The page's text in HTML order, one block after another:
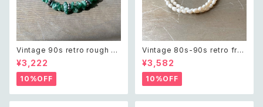
Vintage 90s retro rough cu
t green aventurine bracele
t レトロ ヴィンテージ アクセサ
リー 天然石 ラフカット グリーン
アベンチュリン ブレスレット
¥3,222
10%OFF
Vintage 80s-90s retro fre
sh water pearl bracelet レ
トロ ヴィンテージ アクセサリー
天然石 淡水パール 2連 ブレス
レット
¥3,582
10%OFF